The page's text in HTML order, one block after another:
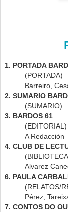
1. PORTADA
(PORTADA)
Barreiro,
2. SUMARIO
(SUMARIO)
3. BARDOS 61
(EDITORIAL)
A Redacción
4. CLUB DE
Alvarez
6. PAULA
(RELATOS/
Pérez,
7. CONTOS DO